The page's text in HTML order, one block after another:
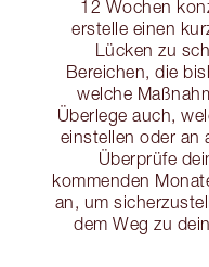
12 Wochen
erstelle einen
Lücken zu
Bereichen, die
welche
Überlege auch,
einstellen oder an
Überprüfe
kommenden
an, um
dem Weg zu